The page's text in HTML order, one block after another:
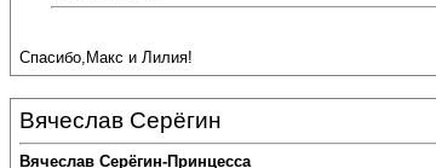
Спасибо,Макс и Лилия!
Вячеслав Серёгин
Вячеслав Серёгин-Принцесса